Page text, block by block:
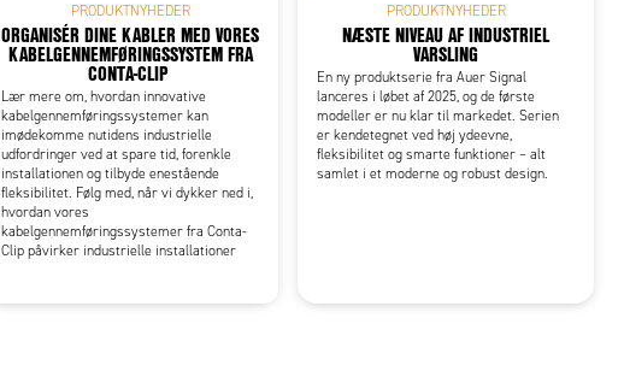
PRODUKTNYHEDER
ORGANISÉR DINE KABLER MED VORES
KABELGENNEMFØRINGSSYSTEM FRA
CONTA-CLIP
Lær mere om, hvordan innovative
kabelgennemføringssystemer kan
imødekomme nutidens industrielle
udfordringer ved at spare tid, forenkle
installationen og tilbyde enestående
fleksibilitet. Følg med, når vi dykker ned i,
hvordan vores
kabelgennemføringssystemer fra Conta-
Clip påvirker industrielle installationer
PRODUKTNYHEDER
NÆSTE NIVEAU AF INDUSTRIEL
VARSLING
En ny produktserie fra Auer Signal
lanceres i løbet af 2025, og de første
modeller er nu klar til markedet. Serien
er kendetegnet ved høj ydeevne,
fleksibilitet og smarte funktioner – alt
samlet i et moderne og robust design.